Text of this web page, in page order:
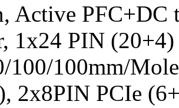
Active PFC+DC
1x24 PIN
100/100mm/
2x8PIN PCIe